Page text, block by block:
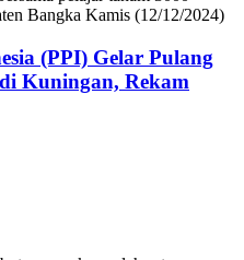
Bangka Kamis (12/12/2024)
(PPI) Gelar Pulang
Kuningan, Rekam